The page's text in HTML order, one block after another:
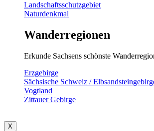
Landschaftsschutzgebiet
Naturdenkmal
Wanderregionen
Erkunde Sachsens schönste
Erzgebirge
Sächsische Schweiz /
Vogtland
Zittauer Gebirge
X